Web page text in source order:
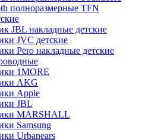
полноразмерные TFN
JBL накладные детские
JVC детские
Pero накладные детские
1MORE
AKG
Apple
JBL
MARSHALL
Samsung
Urbanears